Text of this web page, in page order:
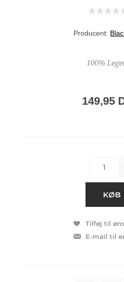
Producent:
100%
149,95